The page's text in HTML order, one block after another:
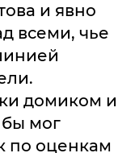
и явно
всеми, чье
домиком и
мог
по оценкам